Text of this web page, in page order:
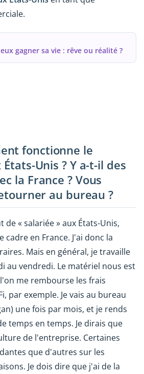
gagner sa vie : rêve ou réalité ?
fonctionne le
Unis ? Y a-t-il des
la France ? Vous
au bureau ?
de « salariée » aux États-Unis,
en France. J'ai donc la
Mais en général, je travaille
au vendredi. Le matériel nous est
me rembourse les frais
par exemple. Je vais au bureau
une fois par mois, et je rends
temps en temps. Je dirais que
de l'entreprise. Certaines
que d'autres sur les
Je dois dire que j'ai de la